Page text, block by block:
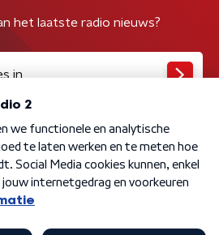
het laatste radio nieuws?